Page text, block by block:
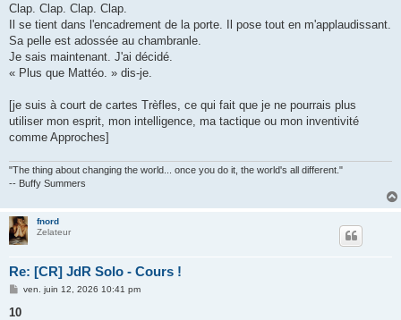
Clap. Clap. Clap. Clap.
Il se tient dans l'encadrement de la porte. Il pose tout en m'applaudissant.
Sa pelle est adossée au chambranle.
Je sais maintenant. J'ai décidé.
« Plus que Mattéo. » dis-je.
[je suis à court de cartes Trèfles, ce qui fait que je ne pourrais plus
utiliser mon esprit, mon intelligence, ma tactique ou mon inventivité
comme Approches]
"The thing about changing the world... once you do it, the world's all different."
-- Buffy Summers
fnord
Zelateur
Re: [CR] JdR Solo - Cours !
M
s
ven. juin 12, 2026 10:41 pm
10